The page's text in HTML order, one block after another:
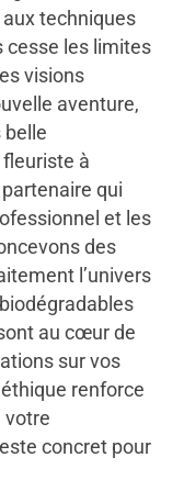
techniques
cesse les limites
visions
aventure,
belle
à
qui
et les
des
l’univers
au cœur de
sur vos
renforce
votre
concret pour